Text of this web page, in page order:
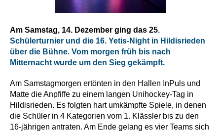
Am Samstag, 14. Dezember ging das 25.
Schülerturnier und die 16. Yetis-Night in Hildisrieden
über die Bühne. Vom morgen früh bis nach
Mitternacht wurde um den Sieg gekämpft.
Am Samstagmorgen ertönten in den Hallen InPuls und
Matte die Anpfiffe zu einem langen Unihockey-Tag in
Hildisrieden. Es folgten hart umkämpfte Spiele, in denen
die Schüler in 4 Kategorien vom 1. Klässler bis zu den
16-jährigen antraten. Am Ende gelang es vier Teams sich